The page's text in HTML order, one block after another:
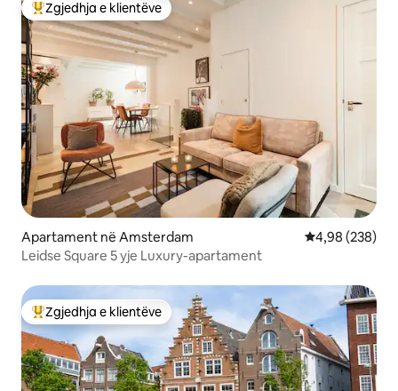
Më të mirat e zgjedhjeve të klientëve
Zgjedhja e klientëve
Apartament në Amsterdam Vlerësimi
4,98 (238)
Leidse Square 5 yje Luxury-apartament
Më të mirat e zgjedhjeve të klientëve
Zgjedhja e klientëve